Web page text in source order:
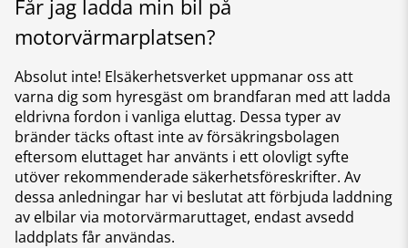
Får jag ladda min bil på
motorvärmarplatsen?
Absolut inte! Elsäkerhetsverket uppmanar oss att
varna dig som hyresgäst om brandfaran med att ladda
eldrivna fordon i vanliga eluttag. Dessa typer av
bränder täcks oftast inte av försäkringsbolagen
eftersom eluttaget har använts i ett olovligt syfte
utöver rekommenderade säkerhetsföreskrifter. Av
dessa anledningar har vi beslutat att förbjuda laddning
av elbilar via motorvärmaruttaget, endast avsedd
laddplats får användas.